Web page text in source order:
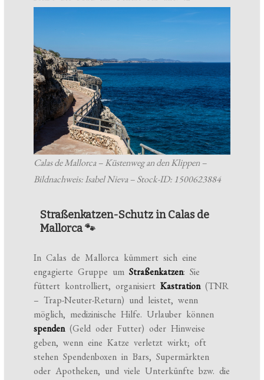
Calas de Mallorca – Küstenweg an den Klippen –
Bildnachweis: Isabel Nieva – Stock-ID: 1500623884
Straßenkatzen-Schutz in Calas de
Mallorca 🐾
In Calas de Mallorca kümmert sich eine
engagierte Gruppe umStraßenkatzen: Sie
füttert kontrolliert, organisiertKastration(TNR
– Trap-Neuter-Return) und leistet, wenn
möglich, medizinische Hilfe. Urlauber können
spenden(Geld oder Futter) oder Hinweise
geben, wenn eine Katze verletzt wirkt; oft
stehen Spendenboxen in Bars, Supermärkten
oder Apotheken, und viele Unterkünfte bzw. die